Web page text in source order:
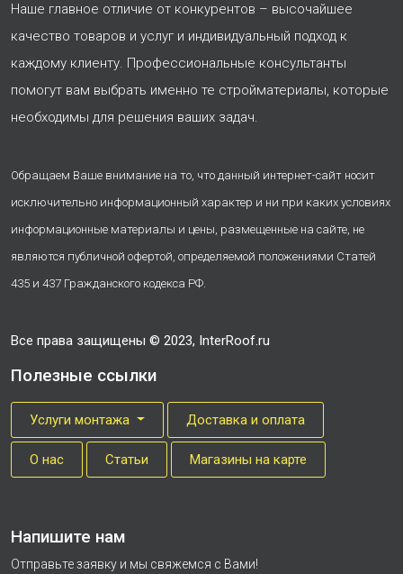
Наше главное отличие от конкурентов – высочайшее
качество товаров и услуг и индивидуальный подход к
каждому клиенту. Профессиональные консультанты
помогут вам выбрать именно те стройматериалы, которые
необходимы для решения ваших задач.
Обращаем Ваше внимание на то, что данный интернет-сайт носит
исключительно информационный характер и ни при каких условиях
информационные материалы и цены, размещенные на сайте, не
являются публичной офертой, определяемой положениями Статей
435 и 437 Гражданского кодекса РФ.
Все права защищены © 2023, InterRoof.ru
Полезные ссылки
Услуги монтажа Доставка и оплата
О нас Cтатьи Магазины на карте
Напишите нам
Отправьте заявку и мы свяжемся с Вами!